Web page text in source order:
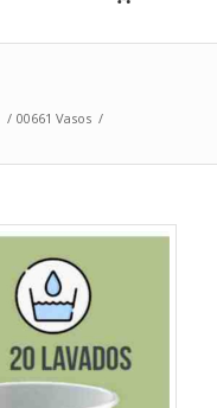
/ 00661 Vasos /